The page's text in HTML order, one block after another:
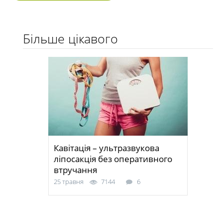
Більше цікавого
Кавітація – ультразвукова
ліпосакція без оперативного
втручання
25 травня 7144 6